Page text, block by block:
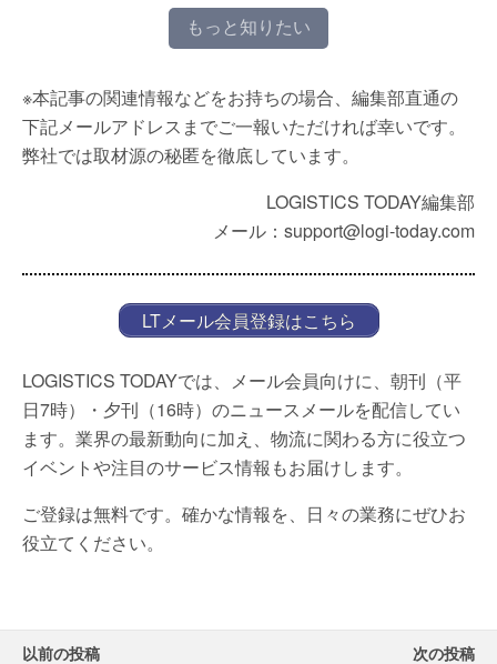
もっと知りたい
※本記事の関連情報などをお持ちの場合、編集部直通の
下記メールアドレスまでご一報いただければ幸いです。
弊社では取材源の秘匿を徹底しています。
LOGISTICS TODAY編集部
メール：support@logi-today.com
LTメール会員登録はこちら
LOGISTICS TODAYでは、メール会員向けに、朝刊（平
日7時）・夕刊（16時）のニュースメールを配信してい
ます。業界の最新動向に加え、物流に関わる方に役立つ
イベントや注目のサービス情報もお届けします。
ご登録は無料です。確かな情報を、日々の業務にぜひお
役立てください。
以前の投稿 次の投稿